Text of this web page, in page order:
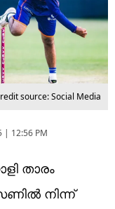
source: Social Media
| 12:56 PM
താരം
നിന്ന്